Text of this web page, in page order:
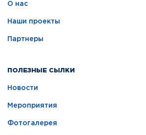
О нас
Наши проекты
Партнеры
ПОЛЕЗНЫЕ СЫЛКИ
Новости
Мероприятия
Фотогалерея